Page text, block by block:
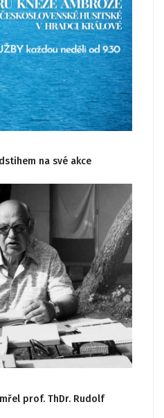
na své akce
prof. ThDr. Rudolf